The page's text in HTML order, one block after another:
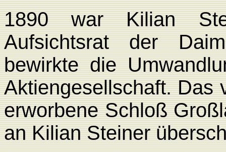
1890 war Kilian
Aufsichtsrat der
bewirkte die
Aktiengesellschaft. Das
erworbene Schloß
an Kilian Steiner